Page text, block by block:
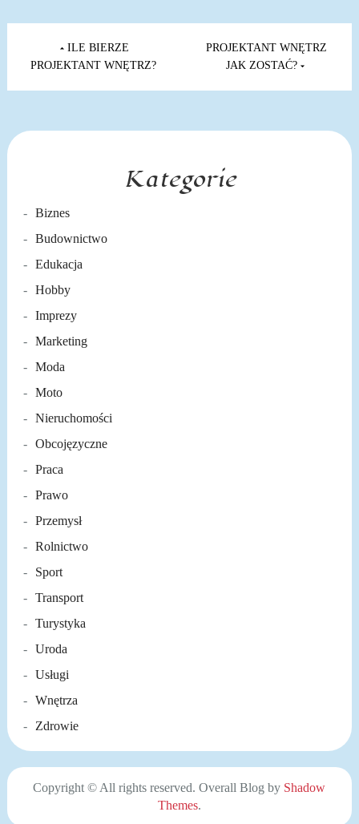
Nawigacja
wpisuILE BIERZE
PROJEKTANT WNĘTRZ?
PROJEKTANT WNĘTRZ
JAK ZOSTAĆ?
Kategorie
Biznes
Budownictwo
Edukacja
Hobby
Imprezy
Marketing
Moda
Moto
Nieruchomości
Obcojęzyczne
Praca
Prawo
Przemysł
Rolnictwo
Sport
Transport
Turystyka
Uroda
Usługi
Wnętrza
Zdrowie
Copyright © All rights reserved. Overall Blog by Shadow
Themes.